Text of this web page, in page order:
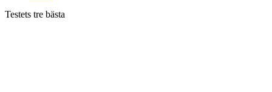
Testets tre bästa